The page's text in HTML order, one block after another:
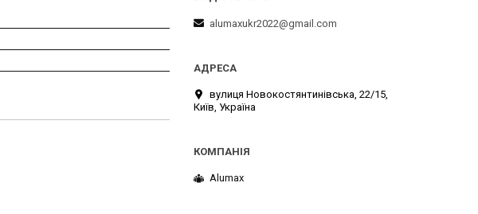
alumaxukr2022@gmail.com
вулиця Новокостянтинівська, 22/15,
Київ, Україна
Alumax